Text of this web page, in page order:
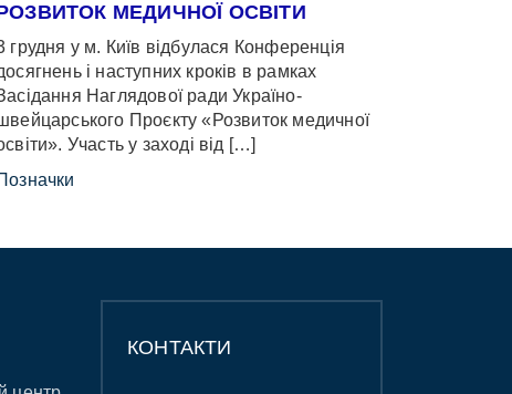
МЕДИЧНОЇ ОСВІТИ
грудня у м. Київ відбулася Конференція
і наступних кроків в рамках
Наглядової ради Україно-
Проєкту «Розвиток медичної
Участь у заході від […]
КОНТАКТИ